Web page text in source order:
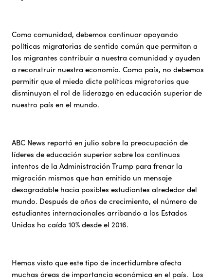
Como comunidad, debemos continuar apoyando
políticas migratorias de sentido común que permitan a
los migrantes contribuir a nuestra comunidad y ayuden
a reconstruir nuestra economía. Como país, no debemos
permitir que el miedo dicte políticas migratorias que
disminuyan el rol de liderazgo en educación superior de
nuestro país en el mundo.
ABC News reportó en julio sobre la preocupación de
líderes de educación superior sobre los continuos
intentos de la Administración Trump para frenar la
migración mismos que han emitido un mensaje
desagradable hacia posibles estudiantes alrededor del
mundo. Después de años de crecimiento, el número de
estudiantes internacionales arribando a los Estados
Unidos ha caído 10% desde el 2016.
Hemos visto que este tipo de incertidumbre afecta
muchas áreas de importancia económica en el país. Los